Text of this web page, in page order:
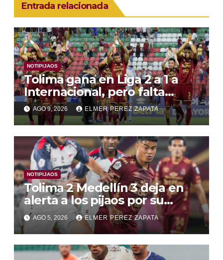
Entrada relacionada
NOTIPIJAOS
Tolima gana en Liga 2 a 1 a
Internacional, pero falta
juego convincente , y la
Libertadores entre dudas y
victorias
AGO 9, 2026 ELMER PEREZ ZAPATA
NOTIPIJAOS
Tolima 2 Medellín 3 deja en
alerta a los pijaos por su
fútbol irregular
AGO 5, 2026 ELMER PEREZ ZAPATA